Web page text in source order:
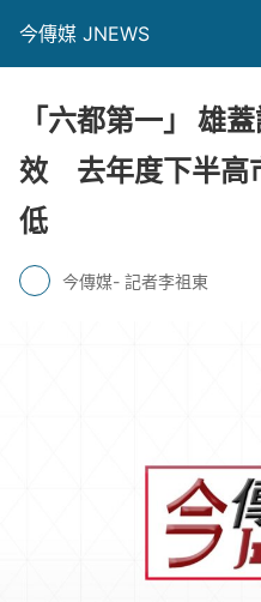
今傳媒 JNEWS
「六都第一」 雄
效 去年度下半高
低
今傳媒- 記者李祖東